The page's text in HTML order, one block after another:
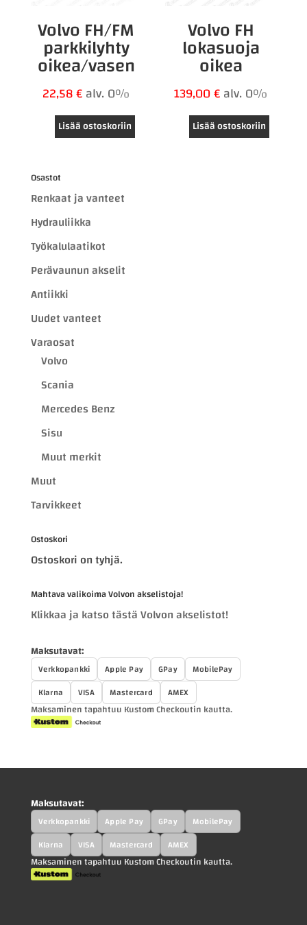
Volvo FH/FM
parkkilyhty
oikea/vasen
22,58€alv. 0%
Lisää ostoskoriin
Volvo FH
lokasuoja
oikea
139,00€alv. 0%
Lisää ostoskoriin
Osastot
Renkaat ja vanteet
Hydrauliikka
Työkalulaatikot
Perävaunun akselit
Antiikki
Uudet vanteet
Varaosat
Volvo
Scania
Mercedes Benz
Sisu
Muut merkit
Muut
Tarvikkeet
Ostoskori
Ostoskori on tyhjä.
Mahtava valikoima Volvon akselistoja!
Klikkaa ja katso tästä Volvon akselistot!
Maksutavat:
Verkkopankki Apple Pay GPay
MobilePay
Klarna
VISA Mastercard AMEX
Maksaminen tapahtuu Kustom Checkoutin kautta.
Maksutavat:
Verkkopankki Apple Pay GPay
MobilePay
Klarna
VISA Mastercard AMEX
Maksaminen tapahtuu Kustom Checkoutin kautta.